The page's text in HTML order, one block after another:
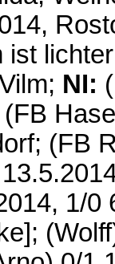
NI:
(FB
1/